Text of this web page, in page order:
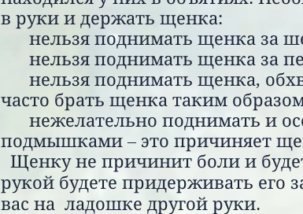
в руки и держать щенка:
нельзя поднимать щенка за
нельзя поднимать щенка за
нельзя поднимать щенка,
часто брать щенка таким
нежелательно поднимать и
подмышками – это причиняет
Щенку не причинит боли и
рукой будете придерживать его
вас на ладошке другой руки.